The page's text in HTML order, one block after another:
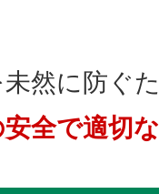
然に防ぐ
全で適切